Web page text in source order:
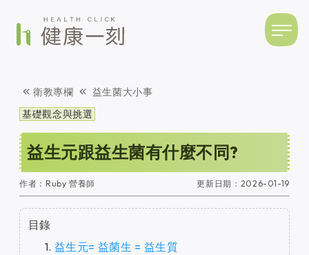
衛教專欄
益生菌大小事
基礎觀念與挑選
益生元跟益生菌有什麼不同?
作者： Ruby 營養師 更新日期： 2026-01-19
目錄
益生元= 益菌生 = 益生質